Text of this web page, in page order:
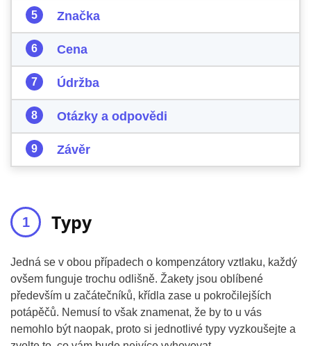
Značka
Cena
Údržba
Otázky a odpovědi
Závěr
Typy
Jedná se v obou případech o kompenzátory vztlaku, každý
ovšem funguje trochu odlišně. Žakety jsou oblíbené
především u začátečníků, křídla zase u pokročilejších
potápěčů. Nemusí to však znamenat, že by to u vás
nemohlo být naopak, proto si jednotlivé typy vyzkoušejte a